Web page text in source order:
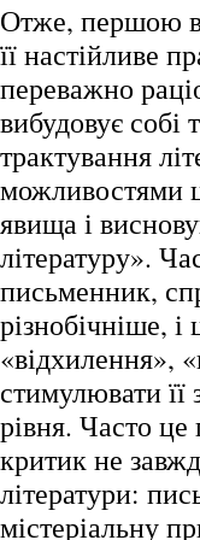
Отже, першою
її настійливе
переважно
вибудовує собі
трактування
можливостями
явища і
літературу».
письменник,
різнобічніше, і
«відхилення»,
стимулювати її
рівня. Часто
критик не
літератури:
містеріальну